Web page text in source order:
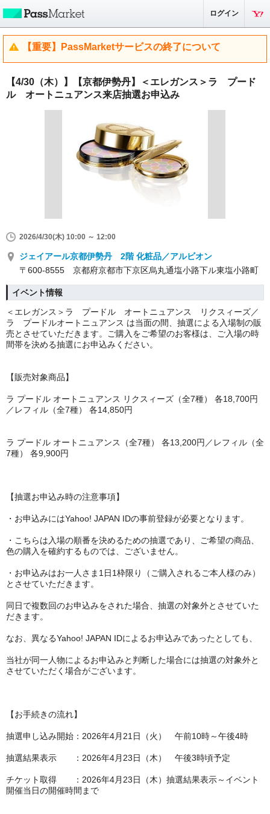
ログイン
【重要】PassMarketサービスの終了について
【4/30（木）】【京都伊勢丹】＜エレガンス＞ラ プード
ル オートニュアンス来店抽選お申込み
2026/4/30(木) 10:00 ～ 12:00
ジェイアール京都伊勢丹 2階 化粧品／アルビオン
〒600-8555 京都府京都市下京区烏丸通塩小路下ル東塩小路町
イベント情報
＜エレガンス＞ラ プードル オートニュアンス リクスィーズ／
ラ プードルオートニュアンス は当面の間、抽選による入場制の販
売とさせていただきます。ご購入をご希望のお客様は、ご入場の時
間帯を決める抽選にお申込みください。
【販売対象商品】
ラ プードル オートニュアンス リクスィーズ（全7種） 各18,700円
／レフィル（全7種） 各14,850円
ラ プードル オートニュアンス（全7種） 各13,200円／レフィル（全
7種） 各9,900円
【抽選お申込み時の注意事項】
・お申込みにはYahoo! JAPAN IDの事前登録が必要となります。
・こちらは入場の順番を決めるための抽選であり、ご希望の商品、
色の購入を確約するものでは、ございません。
・お申込みはお一人さま1日1枠限り（ご購入されるご本人様のみ）
とさせていただきます。
同日で複数回のお申込みをされた場合、抽選の対象外とさせていた
だきます。
なお、異なるYahoo! JAPAN IDによるお申込みであったとしても、
当社が同一人物によるお申込みと判断した場合には抽選の対象外と
させていただく場合がございます。
【お手続きの流れ】
抽選申し込み開始：2026年4月21日（火） 午前10時～午後4時
抽選結果表示 ：2026年4月23日（木） 午後3時頃予定
チケット取得 ：2026年4月23日（木）抽選結果表示～イベント
開催当日の開催時間まで